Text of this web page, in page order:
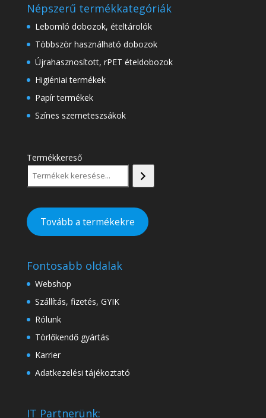
Népszerű termékkategóriák
Lebomló dobozok, ételtárolók
Többször használható dobozok
Újrahasznosított, rPET ételdobozok
Higiéniai termékek
Papír termékek
Színes szemeteszsákok
Termékkereső
Tovább a termékekre
Fontosabb oldalak
Webshop
Szállítás, fizetés, GYIK
Rólunk
Törlőkendő gyártás
Karrier
Adatkezelési tájékoztató
IT Partnerünk: